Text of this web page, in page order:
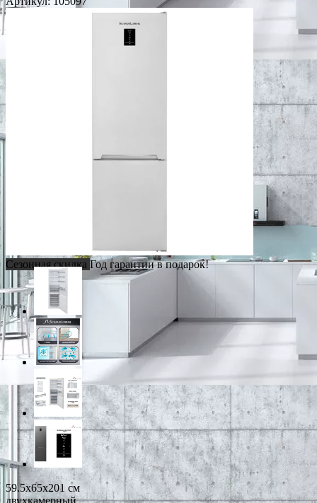
Сезонная скидка Год гарантии в подарок!
59.5x65x201 см
двухкамерный